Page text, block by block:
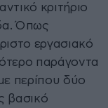
κριτήριο
Όπως
εργασιακό
παράγοντα
περίπου δύο
βασικό